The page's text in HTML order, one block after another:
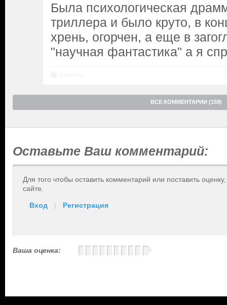
Была психологическая
триллера и было круто, в
хрень, огорчен, а еще в
"научная фантастика" а я
ВСЕ КОММЕНТАРИИ (159)
Оставьте Ваш комментарий:
Для того чтобы оставить комментарий или поставить
сайте.
Вход | Регистрация
Ваша оценка: